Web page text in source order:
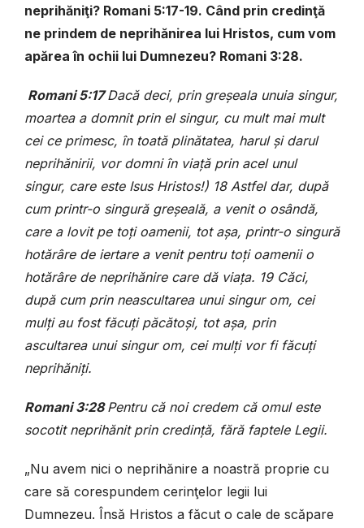
neprihăniţi? Romani 5:17-19. Când prin credinţă
ne prindem de neprihănirea lui Hristos, cum vom
apărea în ochii lui Dumnezeu? Romani 3:28.
Romani 5:17Dacă deci, prin greşeala unuia singur,
moartea a domnit prin el singur, cu mult mai mult
cei ce primesc, în toată plinătatea, harul şi darul
neprihănirii, vor domni în viaţă prin acel unul
singur, care este Isus Hristos!) 18 Astfel dar, după
cum printr-o singură greşeală, a venit o osândă,
care a lovit pe toţi oamenii, tot aşa, printr-o singură
hotărâre de iertare a venit pentru toţi oamenii o
hotărâre de neprihănire care dă viaţa. 19 Căci,
după cum prin neascultarea unui singur om, cei
mulţi au fost făcuţi păcătoşi, tot aşa, prin
ascultarea unui singur om, cei mulţi vor fi făcuţi
neprihăniţi.
Romani 3:28Pentru că noi credem că omul este
socotit neprihănit prin credinţă, fără faptele Legii.
„Nu avem nici o neprihănire a noastră proprie cu
care să corespundem cerinţelor legii lui
Dumnezeu. Însă Hristos a făcut o cale de scăpare